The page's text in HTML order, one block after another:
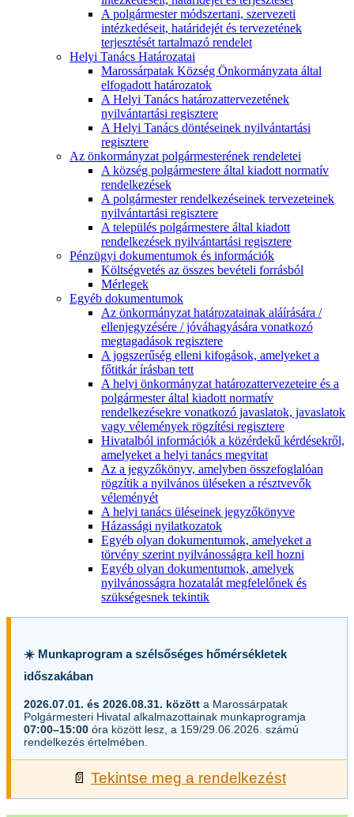
A polgármester módszertani, szervezeti
intézkedéseit, határidejét és tervezetének
terjesztését tartalmazó rendelet
Helyi Tanács Határozatai
Marossárpatak Község Önkormányzata által
elfogadott határozatok
A Helyi Tanács határozattervezetének
nyilvántartási regisztere
A Helyi Tanács döntéseinek nyilvántartási
regisztere
Az önkormányzat polgármesterének rendeletei
A község polgármestere által kiadott normatív
rendelkezések
A polgármester rendelkezéseinek tervezeteinek
nyilvántartási regisztere
A település polgármestere által kiadott
rendelkezések nyilvántartási regisztere
Pénzügyi dokumentumok és információk
Költségvetés az összes bevételi forrásból
Mérlegek
Egyéb dokumentumok
Az önkormányzat határozatainak aláírására /
ellenjegyzésére / jóváhagyására vonatkozó
megtagadások regisztere
A jogszerűség elleni kifogások, amelyeket a
főtitkár írásban tett
A helyi önkormányzat határozattervezeteire és a
polgármester által kiadott normatív
rendelkezésekre vonatkozó javaslatok, javaslatok
vagy vélemények rögzítési regisztere
Hivatalból információk a közérdekű kérdésekről,
amelyeket a helyi tanács megvitat
Az a jegyzőkönyv, amelyben összefoglalóan
rögzítik a nyilvános üléseken a résztvevők
véleményét
A helyi tanács üléseinek jegyzőkönyve
Házassági nyilatkozatok
Egyéb olyan dokumentumok, amelyeket a
törvény szerint nyilvánosságra kell hozni
Egyéb olyan dokumentumok, amelyek
nyilvánosságra hozatalát megfelelőnek és
szükségesnek tekintik
☀️ Munkaprogram a szélsőséges hőmérsékletek
időszakában
2026.07.01. és 2026.08.31. között a Marossárpatak
Polgármesteri Hivatal alkalmazottainak munkaprogramja
07:00–15:00 óra között lesz, a 159/29.06.2026. számú
rendelkezés értelmében.
📄 Tekintse meg a rendelkezést